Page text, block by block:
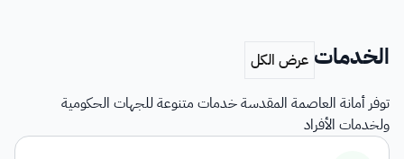
الخدمات
توفر أمانة العاصمة المقدسة خدمات متنوعة للجهات الحكومية
ولخدمات الأفراد